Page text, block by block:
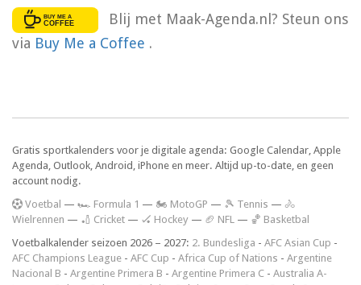
Blij met Maak-Agenda.nl? Steun ons
via Buy Me a Coffee .
Gratis sportkalenders voor je digitale agenda: Google Calendar, Apple
Agenda, Outlook, Android, iPhone en meer. Altijd up-to-date, en geen
account nodig.
Voetbal — 🏎️ Formula 1 — 🏍 MotoGP — 🎾 Tennis — 🚴
Wielrennen — 🏏 Cricket — 🏑 Hockey — 🏈 NFL — 🏀 Basketbal
Voetbalkalender seizoen 2026 – 2027: 2. Bundesliga - AFC Asian Cup -
AFC Champions League - AFC Cup - Africa Cup of Nations - Argentine
Nacional B - Argentine Primera B - Argentine Primera C - Australia A-